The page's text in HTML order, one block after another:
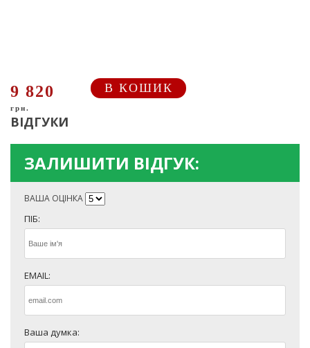
9 820
грн.
В КОШИК
ВІДГУКИ
ЗАЛИШИТИ ВІДГУК:
ВАША ОЦІНКА
ПІБ:
EMAIL:
Ваша думка: